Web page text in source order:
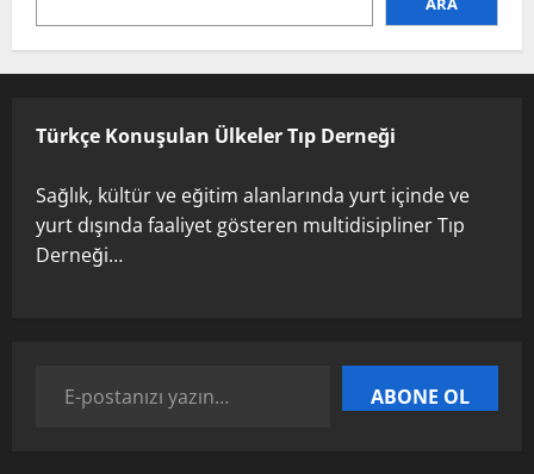
2
22 Nisan 2026
TÜRKTIPÖzbekistan ile Buhara’daydık…
TÜRKTIP Kosova ile balkanlardaydık…
Türkçe Konuşulan Ülkeler Tıp Derneği
Sağlık, kültür ve eğitim alanlarında yurt içinde ve
yurt dışında faaliyet gösteren multidisipliner Tıp
Derneği…
ABONE OL